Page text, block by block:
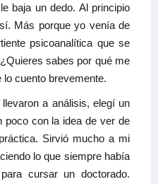
baja un dedo. Al principio
Más porque yo venía de
psicoanalítica que se
sabes por qué me
lo cuento brevemente.
a análisis, elegí un
poco con la idea de ver de
Sirvió mucho a mi
lo que siempre había
cursar un doctorado.